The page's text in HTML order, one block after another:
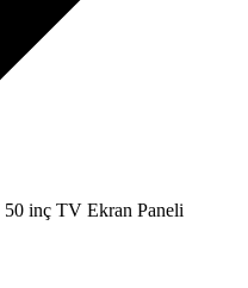
inç TV Ekran Paneli